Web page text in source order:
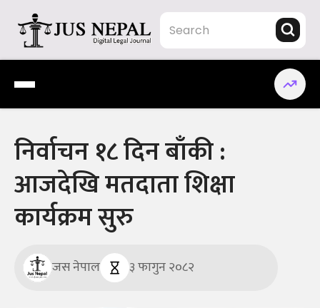
content
Jus Nepal | www.jusnepal.com
Digital Legal Journal
निर्वाचन १८ दिन बाँकी :
आजदेखि मतदाता शिक्षा
कार्यक्रम सुरु
जस नेपाल ३ फागुन २०८२